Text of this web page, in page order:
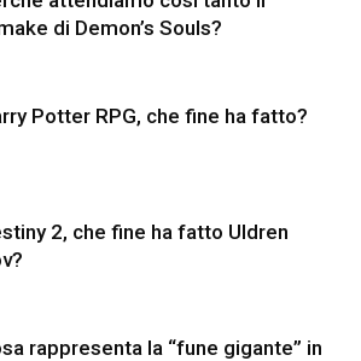
di Demon’s Souls?
Potter RPG, che fine ha fatto?
2, che fine ha fatto Uldren
rappresenta la “fune gigante” in